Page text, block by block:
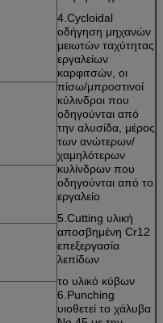
4.Cycloidal
οδήγηση μηχανών
μειωτών ταχύτητας
εργαλείων
καρφιτσών, οι
πίσω/μπροστινοί
κύλινδροι που
οδηγούνται από
την αλυσίδα, μέρος
των ανώτερων/
χαμηλότερων
κυλίνδρων που
οδηγούνται από το
εργαλείο
5.Cutting υλική
αποσβημένη Cr12
επεξεργασία
λεπίδων
το υλικό κύβων
6.Punching
υιοθετεί το χάλυβα